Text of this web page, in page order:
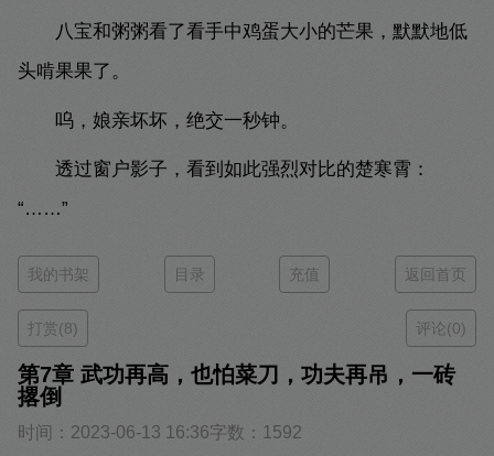
八宝和粥粥看了看手中鸡蛋大小的芒果，默默地低
头啃果果了。
呜，娘亲坏坏，绝交一秒钟。
透过窗户影子，看到如此强烈对比的楚寒霄：
“……”
我的书架 目录 充值 返回首页
打赏(8) 评论(0)
第7章 武功再高，也怕菜刀，功夫再吊，一砖
撂倒
时间：2023-06-13 16:36字数：1592